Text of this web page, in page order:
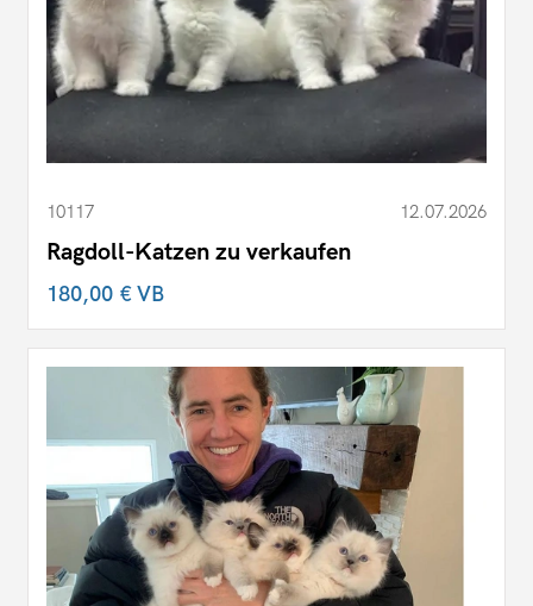
10117 12.07.2026
Ragdoll-Katzen zu verkaufen
180,00 €VB